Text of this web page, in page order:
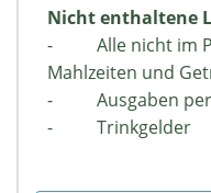
Nicht enthaltene
- Alle nicht im
Mahlzeiten und
- Ausgaben
- Trinkgelder